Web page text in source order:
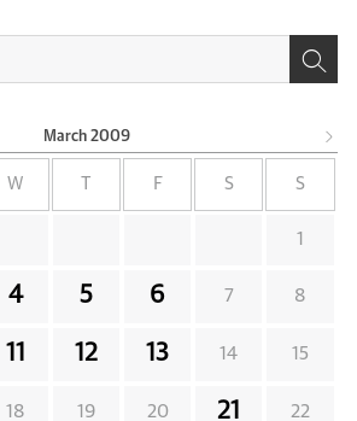
March 2009
W F S S
1
4 5 6 7 8
11 12 13 14 15
18 19 20 21 22